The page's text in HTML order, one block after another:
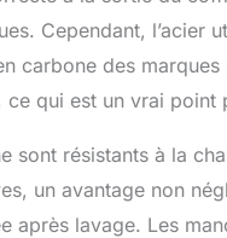
Cependant, l’acier
carbone des
ce qui est un vrai
sont résistants à la
un avantage non
après lavage. Les